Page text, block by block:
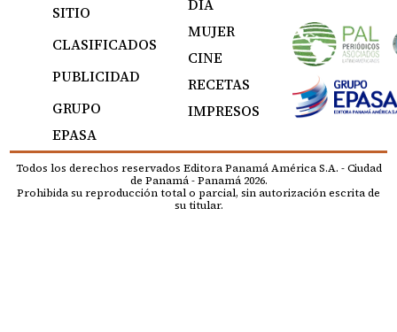
SITIO
CLASIFICADOS
PUBLICIDAD
GRUPO
EPASA
DÍA
MUJER
CINE
RECETAS
IMPRESOS
Todos los derechos reservados Editora Panamá América S.A. - Ciudad
de Panamá - Panamá 2026.
Prohibida su reproducción total o parcial, sin autorización escrita de
su titular.